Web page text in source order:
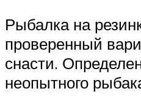
Рыбалка на
проверенный
снасти.
неопытного